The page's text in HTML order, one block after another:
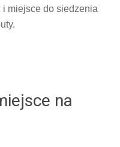
miejsce do siedzenia
na